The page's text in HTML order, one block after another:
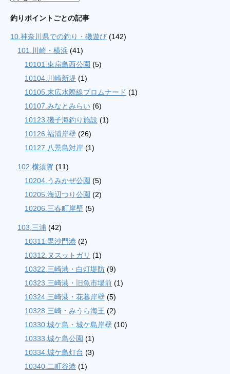
と
記
釣りポイントごとの記事
10.神奈川県での釣り・磯遊び (142)
101.川崎・横浜 (41)
10101.東扇島西公園 (5)
10104.川崎新堤 (1)
10105.末広水際線プロムナード (1)
10107.みなとみらい (6)
10123.磯子海釣り施設 (1)
10126.福浦岸壁 (26)
10127.八景島対岸 (1)
102.横須賀 (11)
10204.うみかぜ公園 (5)
10205.海辺つり公園 (2)
10206.三春町岸壁 (5)
103.三浦 (42)
10311.毘沙門港 (2)
10312.ヌスットガリ (1)
10322.三崎港・白灯堤防 (9)
10323.三崎港・旧魚市場前 (1)
10324.三崎港・花暮岸壁 (5)
10328.三崎・みうら海王 (2)
10330.城ケ島・城ケ島岸壁 (10)
10333.城ケ島公園 (1)
10334.城ケ島灯台 (3)
10340.二町谷港 (1)